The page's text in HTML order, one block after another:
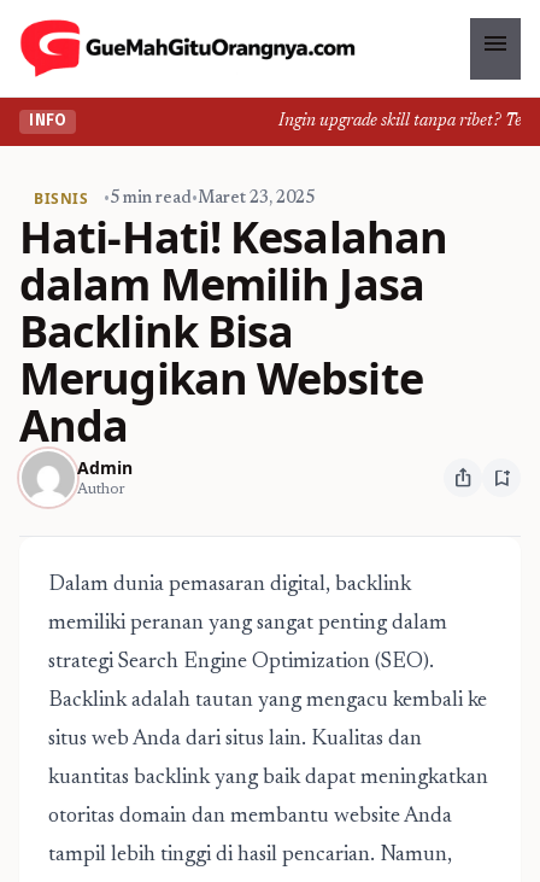
menu
INFO Ingin upgrade skill tanpa ribet?
BISNIS •5 min read•Maret 23, 2025
Hati-Hati! Kesalahan
dalam Memilih Jasa
Backlink Bisa
Merugikan Website
Anda
Admin
Author ios_share bookmark_add
Dalam dunia pemasaran digital, backlink
memiliki peranan yang sangat penting dalam
strategi Search Engine Optimization (SEO).
Backlink adalah tautan yang mengacu kembali ke
situs web Anda dari situs lain. Kualitas dan
kuantitas backlink yang baik dapat meningkatkan
otoritas domain dan membantu website Anda
tampil lebih tinggi di hasil pencarian. Namun,